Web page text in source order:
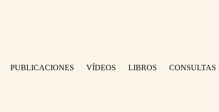
PUBLICACIONES VÍDEOS LIBROS CONSULTAS